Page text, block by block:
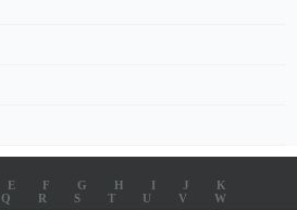
E F G H I J
K
Q R S T V
W